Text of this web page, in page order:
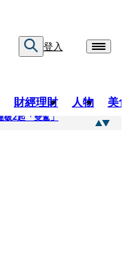
登入
財經理財 人物 美
2起「雙駕」